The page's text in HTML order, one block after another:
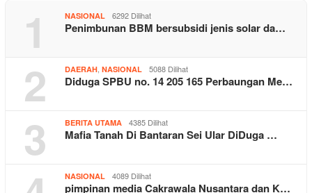
1 NASIONAL 6292 Dilihat
Penimbunan BBM bersubsidi jenis solar da…
2 DAERAH NASIONAL 5088 Dilihat
Diduga SPBU no. 14 205 165 Perbaungan Me…
3 BERITA UTAMA 4385 Dilihat
Mafia Tanah Di Bantaran Sei Ular DiDuga …
NASIONAL 4089 Dilihat
pimpinan media Cakrawala Nusantara dan K…